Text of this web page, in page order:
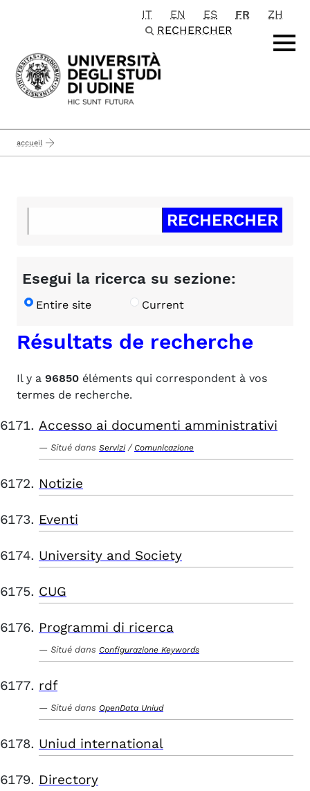
Passa al contenuto principale
IT EN ES FR
ZH
RECHERCHER
accueil
Esegui la ricerca su sezione:
Entire site Current
Résultats de recherche
Il y a 96850 éléments qui correspondent à vos
termes de recherche.
Accesso ai documenti amministrativi
Situé dans Servizi / Comunicazione
Notizie
Eventi
University and Society
CUG
Programmi di ricerca
Situé dans Configurazione Keywords
rdf
Situé dans OpenData Uniud
Uniud international
Directory